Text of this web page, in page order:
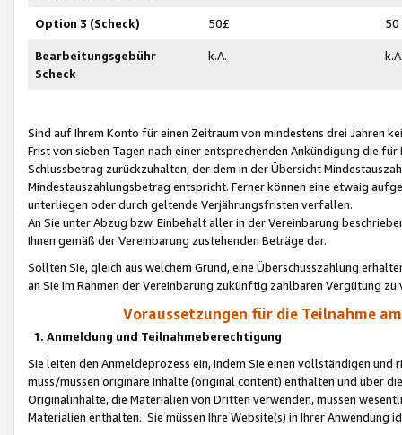
Option 3 (Scheck) 50£ 50
Bearbeitungsgebühr
Scheck
k.A.
Sind auf Ihrem Konto für einen Zeitraum von mindestens drei Jahren
Frist von sieben Tagen nach einer entsprechenden Ankündigung die
Schlussbetrag zurückzuhalten, der dem in der Übersicht
Mindestauszahlungsbetrag entspricht. Ferner können eine etwaig
unterliegen oder durch geltende Verjährungsfristen verfallen.
An Sie unter Abzug bzw. Einbehalt aller in der Vereinbarung
Ihnen gemäß der Vereinbarung zustehenden Beträge dar.
Sollten Sie, gleich aus welchem Grund, eine Überschusszahlung
an Sie im Rahmen der Vereinbarung zukünftig zahlbaren Vergütung zu
Voraussetzungen für die Teilnahme
1. Anmeldung und Teilnahmeberechtigung
Sie leiten den Anmeldeprozess ein, indem Sie einen vollständigen
muss/müssen originäre Inhalte (original content) enthalten und über
Originalinhalte, die Materialien von Dritten verwenden, müssen
Materialien enthalten. Sie müssen Ihre Website(s) in Ihrer Anwendung